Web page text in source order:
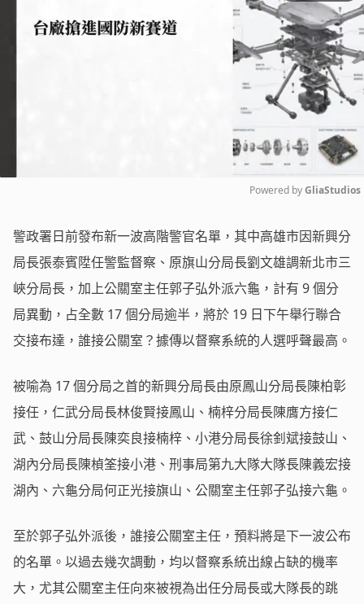
Powered by GliaStudios
警政署日前發布新一波高階警官名單，其中高雄市因新興分
局長張泰賓陞任警監督察、原旗山分局長劉文雄調新北市三
峽分局長，加上公關室主任郭子弘外派六龜，計有 9 個分
局異動，占全數 17 個分局逾半，將於 19 日下午舉行聯合
交接布達，誰接公關室？據傳以督察系統的人選呼聲最高。
被喻為 17 個分局之首的新興分局長由原鳳山分局長陳柏彰
接任，仁武分局長林俊賢接鳳山、楠梓分局長陳膺方接仁
武、鼓山分局長陳奕良接楠梓、小港分局長徐釗斌接鼓山、
湖內分局長陳楨筌接小港、刑事局第九大隊大隊長陳義宏接
湖內、六龜分局何正光接旗山、公關室主任郭子弘接六龜。
至於郭子弘外派後，誰接公關室主任，預料將是下一波公布
的名單。以過去幾次調動，均以督察系統出線占缺的機率
大，尤其公關室主任向來被視為出任分局長或大隊長的跳